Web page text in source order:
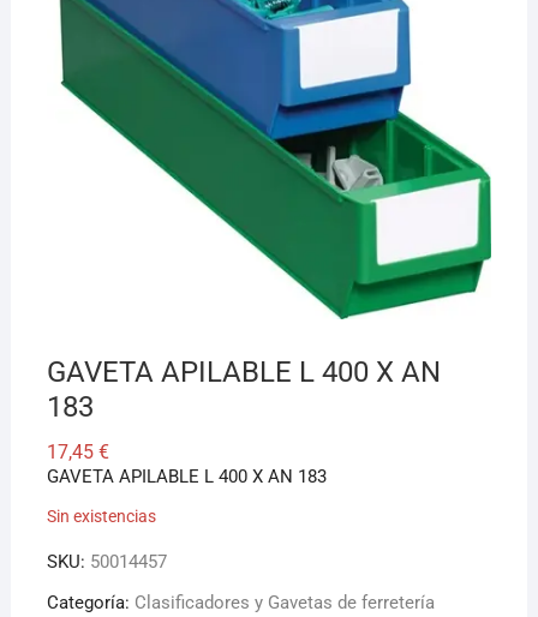
GAVETA APILABLE L 400 X AN
183
17,45 €
GAVETA APILABLE L 400 X AN 183
Sin existencias
SKU: 50014457
Categoría: Clasificadores y Gavetas de ferretería
¡Hola! Soy el asesor virtual de Ferretería El Arroyo.
Cuéntame qué necesitas y te ayudo a encontrarlo,
aunque no sepas el nombre exacto